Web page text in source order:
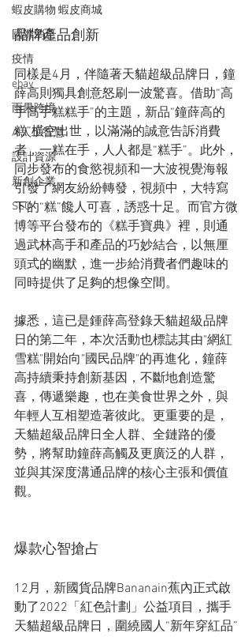
蝦皮購物 蝦皮商城
國際消息
疫情
ebay
雨果跨境
AI人工智慧
設計資源
新創企業
SEO
品牌產品創新
同樣是4月，伴隨著天貓超級品牌日，鐘
薛高則獨具創意怒刷一波驚喜。借助“高
手高手糕糕手”的主題，新品“鐘薛高的
糕”橫空出世，以滿滿的誠意告訴消費
者，一糕在手，人人都是“糕手”。此外，
同步發布的食慾視頻和一大波視覺海報
引發了網友紛紛轉發，視頻中，大特寫
下的“糕”饞人可喜，誘惑十足。而官方微
博等平台發布的《糕手寶典》裡，則通
過武林高手和產品的巧妙結合，以無厘
頭式的幽默，進一步給消費者們趣味的
同時提供了足夠的想像空間。
據悉，這已是鍾薛高登錄天貓超級品牌
日的第二年，本次活動也標誌其由"網紅
雪糕"開始向"國民品牌"的再進化，鐘薛
高持續秉持創新基因，不斷地創造驚
喜，傳遞樂趣，也在美食世界之外，與
年輕人互相塑造著彼此。更重要的是，
天貓超級品牌日全人群、全鏈路的優
勢，將幫助鐘薛高觸及更廣泛的人群，
並與其深度溝通品牌的核心主張和價值
觀。
爆款心智搶占
12月，新國貨品牌Bananain蕉內正式啟
動了2022「紅色計劃」公益項目，攜手
天貓超級品牌日，圍繞國人“新年穿紅品”